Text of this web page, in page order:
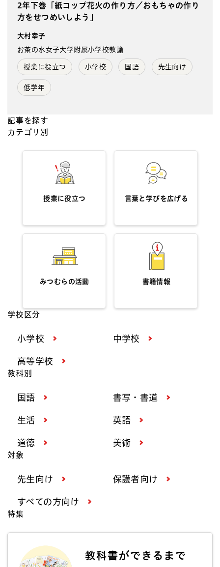
2年下巻「紙コップ花火の作り方／おもちゃの作り
方をせつめいしよう」
大村幸子
お茶の水女子大学附属小学校教諭
授業に役立つ 小学校 国語 先生向け
低学年
記事を探す
カテゴリ別
授業に役立つ 言葉と学びを広げる
みつむらの活動 書籍情報
学校区分
小学校 中学校
高等学校
教科別
国語 書写・書道
生活 英語
道徳 美術
対象
先生向け 保護者向け
すべての方向け
特集